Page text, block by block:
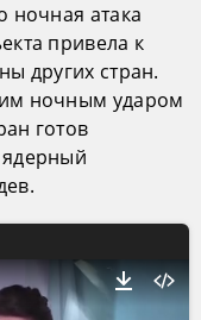
ночная атака
привела к
других стран.
ночным ударом
готов